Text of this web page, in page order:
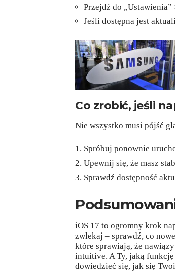
Przejdź do
Jeśli dostępna jest
Co zrobić, jeśli
Nie wszystko musi pójść
Spróbuj ponownie
Upewnij się, że masz
Sprawdź dostępność
iOS 17 to ogromny krok
zwlekaj – sprawdź, co
które sprawiają, że
intuitive. A Ty, jaką funkcję
dowiedzieć się, jak się